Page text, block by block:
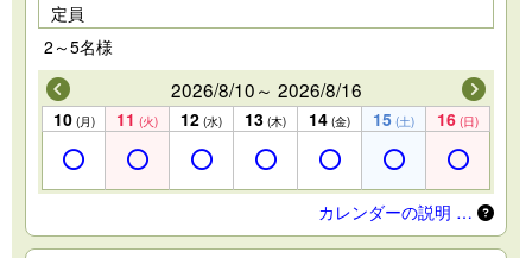
定員
2～5名様
2026/8/10～ 2026/8/16
10 (月) 11 (火) 12 (水) 13 (木) 14 (金) 15 (土) 16 (日)
カレンダーの説明 …